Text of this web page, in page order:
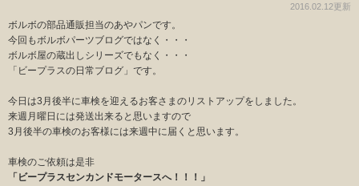
2016.02.12更新
ボルボの部品通販担当のあやパンです。
今回もボルボパーツブログではなく・・・
ボルボ屋の蔵出しシリーズでもなく・・・
「ビープラスの日常ブログ」です。
今日は3月後半に車検を迎えるお客さまのリストアップをしました。
来週月曜日には発送出来ると思いますので
3月後半の車検のお客様には来週中に届くと思います。
車検のご依頼は是非
「ビープラスセンカンドモータースへ！！！」